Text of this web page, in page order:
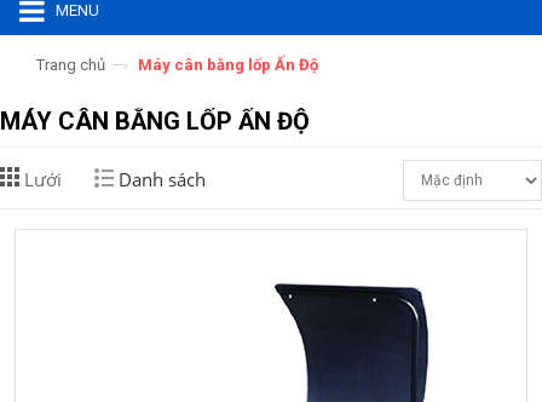
MENU
Trang chủ —› Máy cân bằng lốp Ấn Độ
MÁY CÂN BẰNG LỐP ẤN ĐỘ
Lưới Danh sách